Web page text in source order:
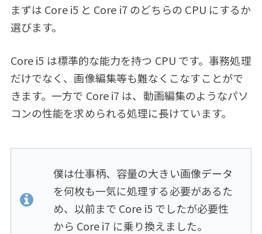
まずは Core i5 と Core i7 のどちらの CPU にするか
選びます。
Core i5 は標準的な能力を持つ CPU です。事務処理
だけでなく、画像編集等も難なくこなすことがで
きます。一方で Core i7 は、動画編集のようなパソ
コンの性能を求められる処理に長けています。
僕は仕事柄、容量の大きい画像データ
を何枚も一気に処理する必要があるた
め、以前まで Core i5 でしたが必要性
から Core i7 に乗り換えました。